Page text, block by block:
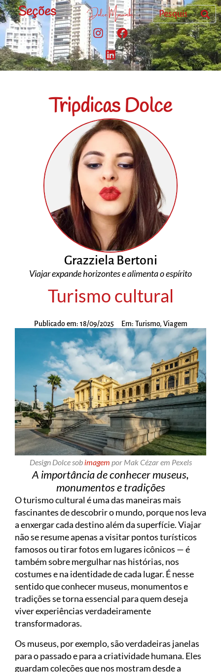
Seções
Tripdicas Dolce
Grazziela Bertoni
Viajar expande horizontes e alimenta o espírito
Turismo cultural
Publicado em: 18/09/2025 Em: Turismo, Viagem
Design Dolce sob imagem por Mak Cézar em Pexels
A importância de conhecer museus,
monumentos e tradições
O turismo cultural é uma das maneiras mais
fascinantes de descobrir o mundo, porque nos leva
a enxergar cada destino além da superfície. Viajar
não se resume apenas a visitar pontos turísticos
famosos ou tirar fotos em lugares icônicos — é
também sobre mergulhar nas histórias, nos
costumes e na identidade de cada lugar. É nesse
sentido que conhecer museus, monumentos e
tradições se torna essencial para quem deseja
viver experiências verdadeiramente
transformadoras.
Os museus, por exemplo, são verdadeiras janelas
para o passado e para a criatividade humana. Eles
guardam coleções que nos mostram desde a